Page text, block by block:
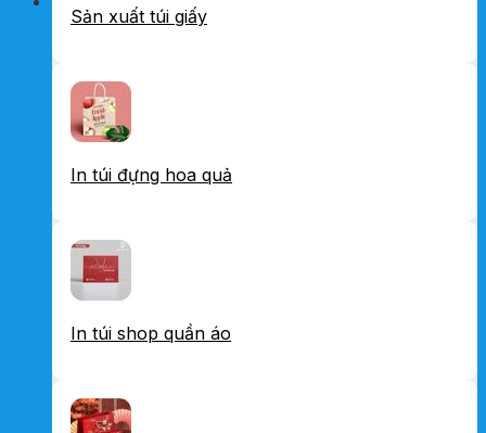
Sản xuất túi giấy
In túi đựng hoa quả
In túi shop quần áo